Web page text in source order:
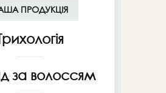
ПРОДУКЦІЯ
за волоссям